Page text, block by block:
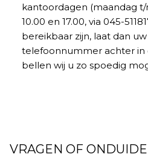
kantoordagen (maandag
10.00 en 17.00, via 045-
bereikbaar zijn, laat dan
telefoonnummer achter in
bellen wij u zo spoedig
VRAGEN OF